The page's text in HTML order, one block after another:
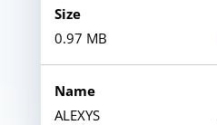
0.97 MB
ALEXYS